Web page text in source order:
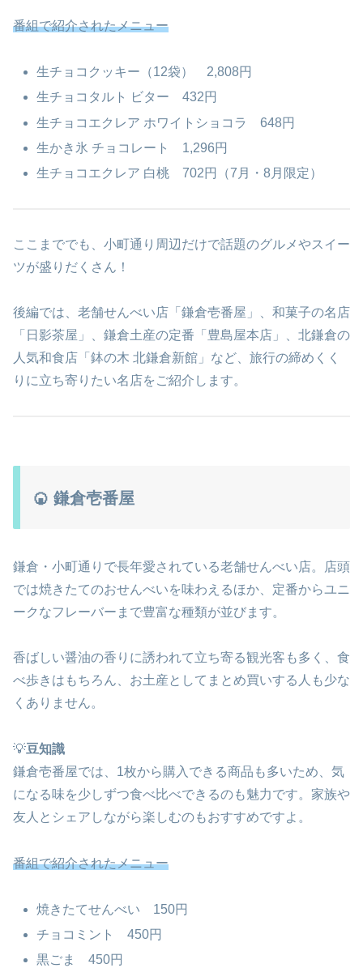
番組で紹介されたメニュー
生チョコクッキー（12袋） 2,808円
生チョコタルト ビター 432円
生チョコエクレア ホワイトショコラ 648円
生かき氷 チョコレート 1,296円
生チョコエクレア 白桃 702円（7月・8月限定）
ここまででも、小町通り周辺だけで話題のグルメやスイー
ツが盛りだくさん！
後編では、老舗せんべい店「鎌倉壱番屋」、和菓子の名店
「日影茶屋」、鎌倉土産の定番「豊島屋本店」、北鎌倉の
人気和食店「鉢の木 北鎌倉新館」など、旅行の締めくく
りに立ち寄りたい名店をご紹介します。
🍘 鎌倉壱番屋
鎌倉・小町通りで長年愛されている老舗せんべい店。店頭
では焼きたてのおせんべいを味わえるほか、定番からユニ
ークなフレーバーまで豊富な種類が並びます。
香ばしい醤油の香りに誘われて立ち寄る観光客も多く、食
べ歩きはもちろん、お土産としてまとめ買いする人も少な
くありません。
💡豆知識
鎌倉壱番屋では、1枚から購入できる商品も多いため、気
になる味を少しずつ食べ比べできるのも魅力です。家族や
友人とシェアしながら楽しむのもおすすめですよ。
番組で紹介されたメニュー
焼きたてせんべい 150円
チョコミント 450円
黒ごま 450円